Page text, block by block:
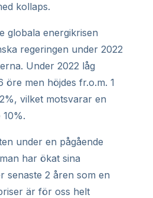
kollaps.
globala energikrisen
regeringen under 2022
Under 2022 låg
öre men höjdes fr.o.m. 1
vilket motsvarar en
under en pågående
har ökat sina
senaste 2 åren som en
är för oss helt